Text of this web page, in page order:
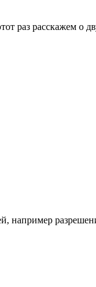
раз расскажем о
например